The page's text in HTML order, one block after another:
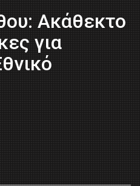
Ακάθεκτο
για